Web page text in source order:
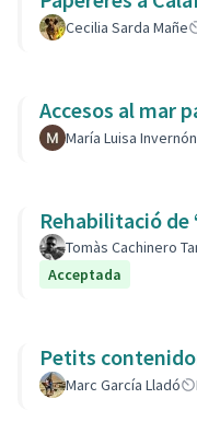
Cecilia Sarda Mañe
Accesos al mar
María Luisa Invernón
Rehabilitació de
Tomàs Cachinero
Acceptada
Petits
Marc García Lladó